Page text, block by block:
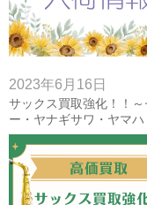
2023年6月16日
サックス買取強化！！～
ー・ヤナギサワ・ヤマハ
【6/30更新】